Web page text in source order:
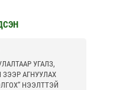
УГАЛЗ,
ЗЭЭР АГНУУЛАХ
НЭЭЛТТЭЙ